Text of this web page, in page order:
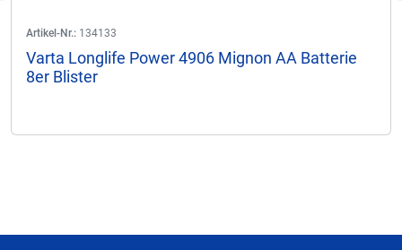
Artikel-Nr.: 134133
Varta Longlife Power 4906 Mignon AA Batterie
8er Blister